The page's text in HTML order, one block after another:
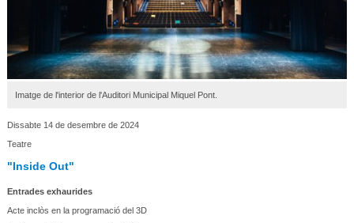
Imatge de l'interior de l'Auditori Municipal Miquel Pont.
Dissabte 14 de desembre de 2024
Teatre
"Inside Out"
Entrades exhaurides
Acte inclòs en la programació del 3D